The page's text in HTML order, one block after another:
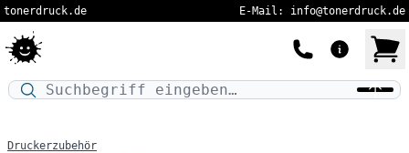
tonerdruck.de E-Mail: info@tonerdruck.de
Druckermodell oder Produktnamen eingeben…
Druckerzubehör